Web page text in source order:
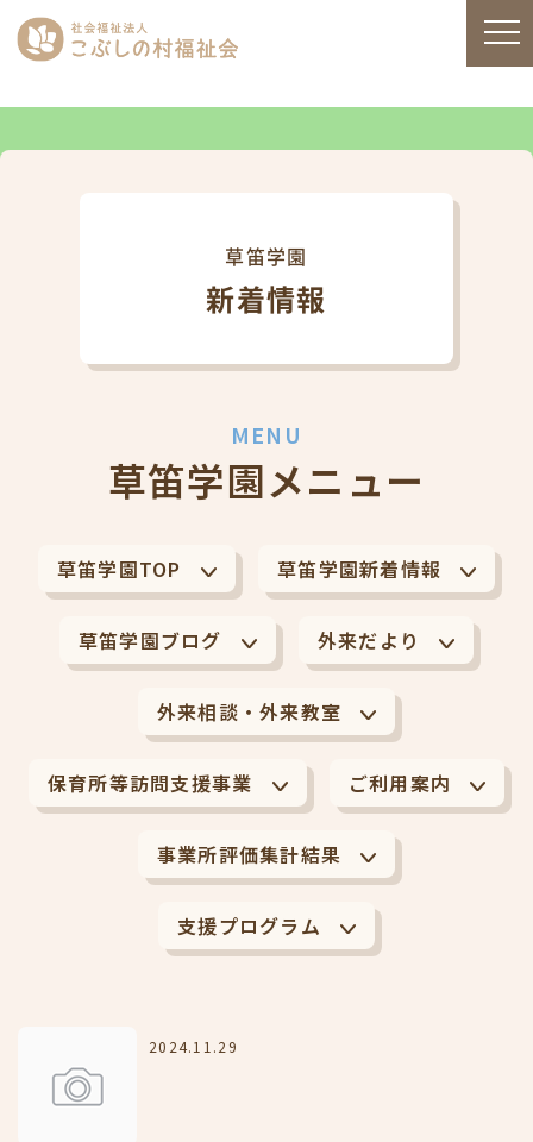
草笛学園
新着情報
MENU
草笛学園メニュー
草笛学園TOP 草笛学園新着情報
草笛学園ブログ 外来だより
外来相談・外来教室
保育所等訪問支援事業 ご利用案内
事業所評価集計結果
支援プログラム
2024.11.29